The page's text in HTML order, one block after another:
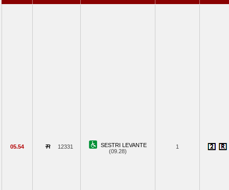
05.54 12331
SESTRI LEVANTE
(09.28)
1